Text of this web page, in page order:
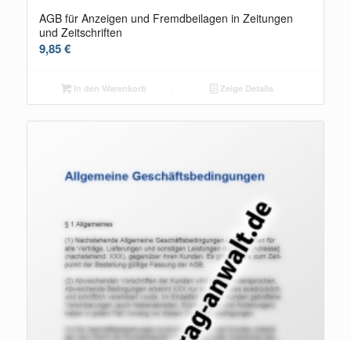
AGB für Anzeigen und Fremdbeilagen in Zeitungen
und Zeitschriften
9,85€
In den Warenkorb Zeige Details